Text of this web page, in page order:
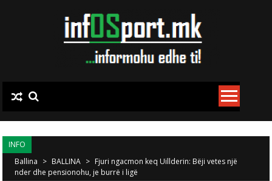
INFO
Ballina > BALLINA > Fjuri ngacmon keq Uillderin: Bëji vetes një
nder dhe pensionohu, je burrë i ligë